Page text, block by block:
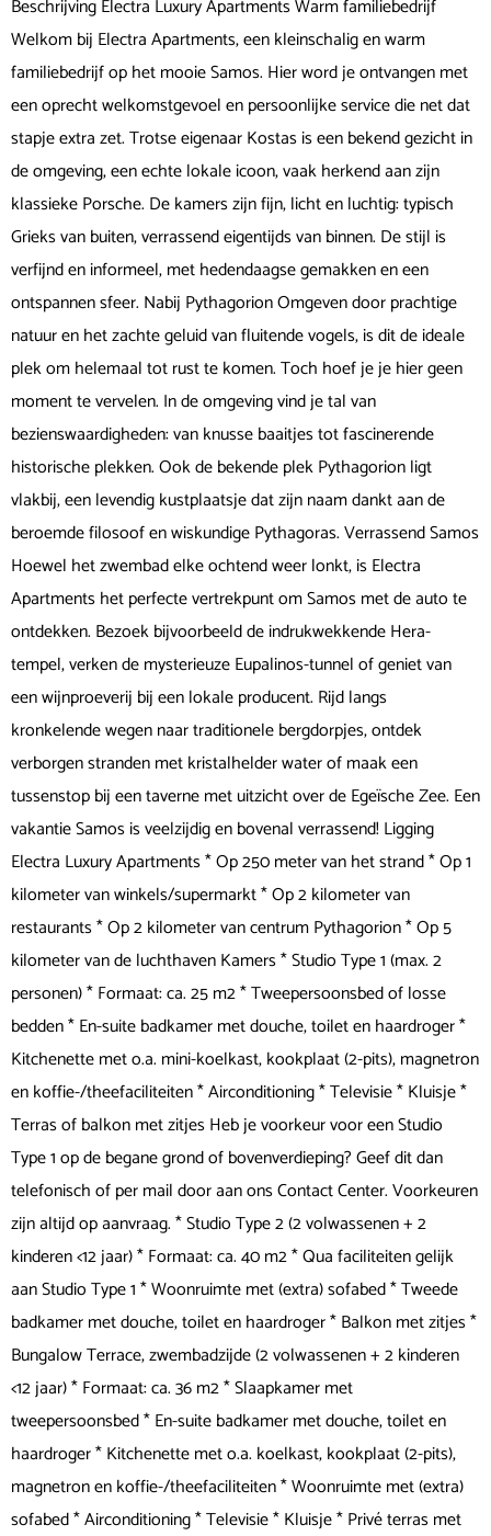
Beschrijving Electra Luxury Apartments Warm familiebedrijf
Welkom bij Electra Apartments, een kleinschalig en warm
familiebedrijf op het mooie Samos. Hier word je ontvangen met
een oprecht welkomstgevoel en persoonlijke service die net dat
stapje extra zet. Trotse eigenaar Kostas is een bekend gezicht in
de omgeving, een echte lokale icoon, vaak herkend aan zijn
klassieke Porsche. De kamers zijn fijn, licht en luchtig: typisch
Grieks van buiten, verrassend eigentijds van binnen. De stijl is
verfijnd en informeel, met hedendaagse gemakken en een
ontspannen sfeer. Nabij Pythagorion Omgeven door prachtige
natuur en het zachte geluid van fluitende vogels, is dit de ideale
plek om helemaal tot rust te komen. Toch hoef je je hier geen
moment te vervelen. In de omgeving vind je tal van
bezienswaardigheden: van knusse baaitjes tot fascinerende
historische plekken. Ook de bekende plek Pythagorion ligt
vlakbij, een levendig kustplaatsje dat zijn naam dankt aan de
beroemde filosoof en wiskundige Pythagoras. Verrassend Samos
Hoewel het zwembad elke ochtend weer lonkt, is Electra
Apartments het perfecte vertrekpunt om Samos met de auto te
ontdekken. Bezoek bijvoorbeeld de indrukwekkende Hera-
tempel, verken de mysterieuze Eupalinos-tunnel of geniet van
een wijnproeverij bij een lokale producent. Rijd langs
kronkelende wegen naar traditionele bergdorpjes, ontdek
verborgen stranden met kristalhelder water of maak een
tussenstop bij een taverne met uitzicht over de Egeïsche Zee. Een
vakantie Samos is veelzijdig en bovenal verrassend! Ligging
Electra Luxury Apartments * Op 250 meter van het strand * Op 1
kilometer van winkels/supermarkt * Op 2 kilometer van
restaurants * Op 2 kilometer van centrum Pythagorion * Op 5
kilometer van de luchthaven Kamers * Studio Type 1 (max. 2
personen) * Formaat: ca. 25 m2 * Tweepersoonsbed of losse
bedden * En-suite badkamer met douche, toilet en haardroger *
Kitchenette met o.a. mini-koelkast, kookplaat (2-pits), magnetron
en koffie-/theefaciliteiten * Airconditioning * Televisie * Kluisje *
Terras of balkon met zitjes Heb je voorkeur voor een Studio
Type 1 op de begane grond of bovenverdieping? Geef dit dan
telefonisch of per mail door aan ons Contact Center. Voorkeuren
zijn altijd op aanvraag. * Studio Type 2 (2 volwassenen + 2
kinderen <12 jaar) * Formaat: ca. 40 m2 * Qua faciliteiten gelijk
aan Studio Type 1 * Woonruimte met (extra) sofabed * Tweede
badkamer met douche, toilet en haardroger * Balkon met zitjes *
Bungalow Terrace, zwembadzijde (2 volwassenen + 2 kinderen
<12 jaar) * Formaat: ca. 36 m2 * Slaapkamer met
tweepersoonsbed * En-suite badkamer met douche, toilet en
haardroger * Kitchenette met o.a. koelkast, kookplaat (2-pits),
magnetron en koffie-/theefaciliteiten * Woonruimte met (extra)
sofabed * Airconditioning * Televisie * Kluisje * Privé terras met